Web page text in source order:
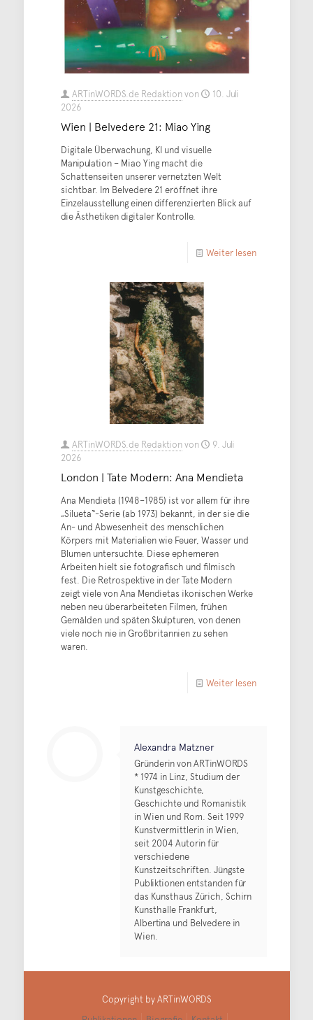
ARTinWORDS.de Redaktionvon
10. Juli
2026
Wien | Belvedere 21: Miao Ying
Digitale Überwachung, KI und visuelle
Manipulation – Miao Ying macht die
Schattenseiten unserer vernetzten Welt
sichtbar. Im Belvedere 21 eröffnet ihre
Einzelausstellung einen differenzierten Blick auf
die Ästhetiken digitaler Kontrolle.
Weiter lesen
ARTinWORDS.de Redaktionvon
9. Juli
2026
London | Tate Modern: Ana Mendieta
Ana Mendieta (1948–1985) ist vor allem für ihre
„Silueta“-Serie (ab 1973) bekannt, in der sie die
An- und Abwesenheit des menschlichen
Körpers mit Materialien wie Feuer, Wasser und
Blumen untersuchte. Diese ephemeren
Arbeiten hielt sie fotografisch und filmisch
fest. Die Retrospektive in der Tate Modern
zeigt viele von Ana Mendietas ikonischen Werke
neben neu überarbeiteten Filmen, frühen
Gemälden und späten Skulpturen, von denen
viele noch nie in Großbritannien zu sehen
waren.
Weiter lesen
Alexandra Matzner
Gründerin von ARTinWORDS
* 1974 in Linz, Studium der
Kunstgeschichte,
Geschichte und Romanistik
in Wien und Rom. Seit 1999
Kunstvermittlerin in Wien,
seit 2004 Autorin für
verschiedene
Kunstzeitschriften. Jüngste
Publiktionen entstanden für
das Kunsthaus Zürich, Schirn
Kunsthalle Frankfurt,
Albertina und Belvedere in
Wien.
Copyright by ARTinWORDS